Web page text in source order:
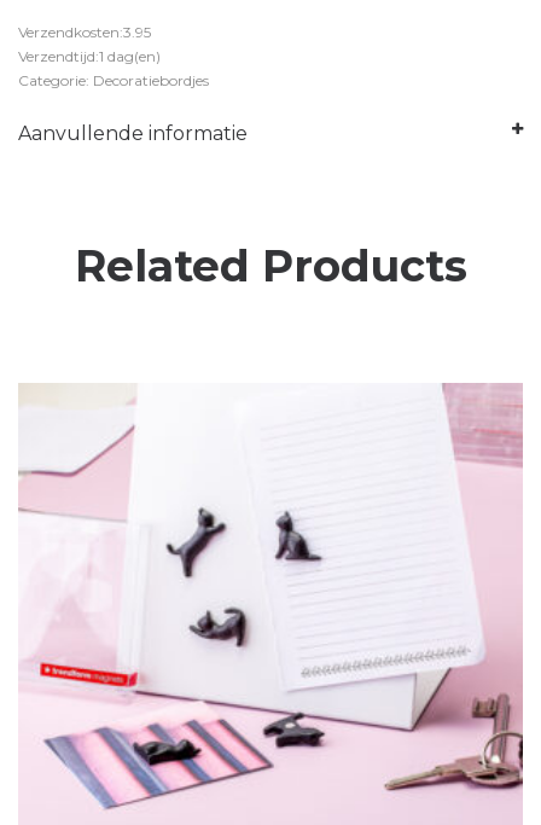
Verzendkosten:3.95
Verzendtijd:1 dag(en)
Categorie: Decoratiebordjes
Aanvullende informatie
Related Products